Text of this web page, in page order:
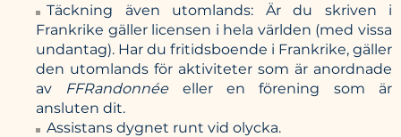
Täckning även utomlands: Är du skriven i
Frankrike gäller licensen i hela världen (med vissa
undantag). Har du fritidsboende i Frankrike, gäller
den utomlands för aktiviteter som är anordnade
av FFRandonnéeeller en förening som är
ansluten dit.
Assistans dygnet runt vid olycka.